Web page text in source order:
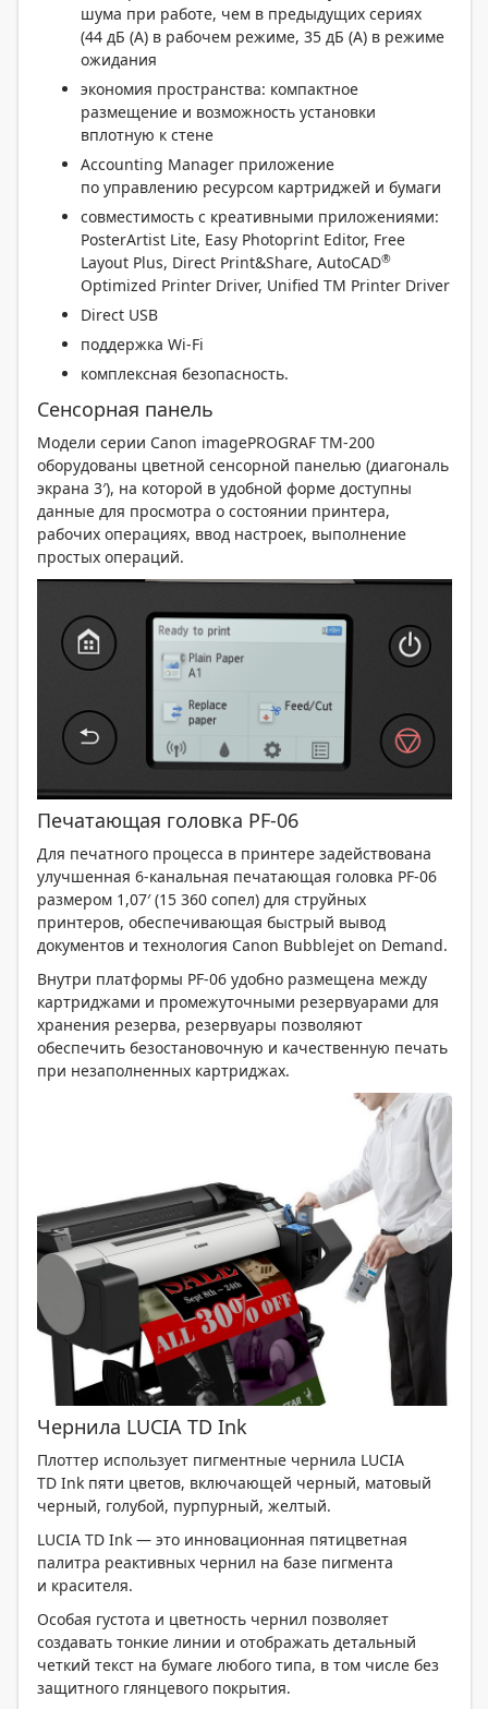
шума при работе, чем в предыдущих сериях
(44 дБ (А) в рабочем режиме, 35 дБ (А) в режиме
ожидания
экономия пространства: компактное
размещение и возможность установки
вплотную к стене
Accounting Manager приложение
по управлению ресурсом картриджей и бумаги
совместимость с креативными приложениями:
PosterArtist Lite, Easy Photoprint Editor, Free
Layout Plus, Direct Print&Share, AutoCAD®
Optimized Printer Driver, Unified TM Printer Driver
Direct USB
поддержка Wi-Fi
комплексная безопасность.
Сенсорная панель
Модели серии Canon imagePROGRAF ТМ-200
оборудованы цветной сенсорной панелью (диагональ
экрана 3′), на которой в удобной форме доступны
данные для просмотра о состоянии принтера,
рабочих операциях, ввод настроек, выполнение
простых операций.
Печатающая головка PF-06
Для печатного процесса в принтере задействована
улучшенная 6-канальная печатающая головка PF-06
размером 1,07′ (15 360 сопел) для струйных
принтеров, обеспечивающая быстрый вывод
документов и технология Canon Bubblejet on Demand.
Внутри платформы PF-06 удобно размещена между
картриджами и промежуточными резервуарами для
хранения резерва, резервуары позволяют
обеспечить безостановочную и качественную печать
при незаполненных картриджах.
Чернила LUCIA TD Ink
Плоттер использует пигментные чернила LUCIA
TD Ink пяти цветов, включающей черный, матовый
черный, голубой, пурпурный, желтый.
LUCIA TD Ink — это инновационная пятицветная
палитра реактивных чернил на базе пигмента
и красителя.
Особая густота и цветность чернил позволяет
создавать тонкие линии и отображать детальный
четкий текст на бумаге любого типа, в том числе без
защитного глянцевого покрытия.